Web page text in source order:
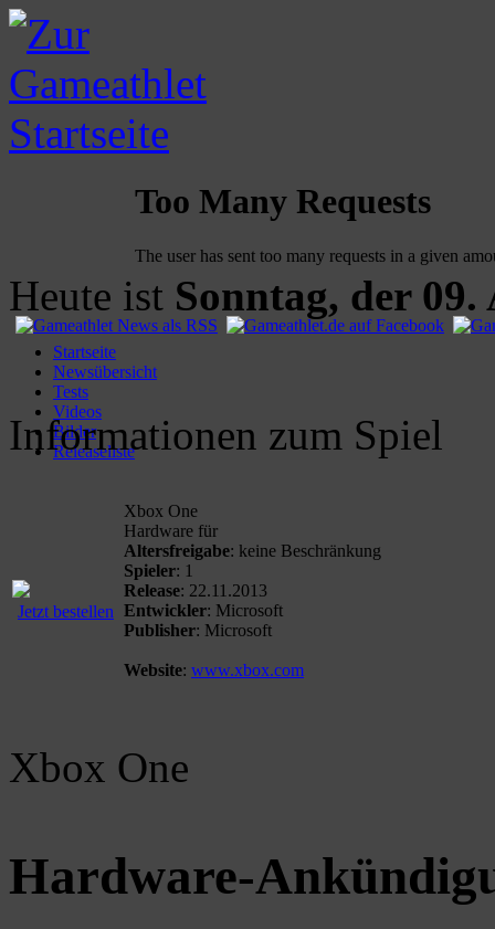
Heute ist Sonntag, der 09.
Startseite
Newsübersicht
Tests
Videos
Bilder
Releaseliste
Informationen zum Spiel
Jetzt bestellen
Xbox One
Hardware für
Altersfreigabe: keine Beschränkung
Spieler: 1
Release: 22.11.2013
Entwickler: Microsoft
Publisher: Microsoft
Website: www.xbox.com
Xbox One
Hardware-